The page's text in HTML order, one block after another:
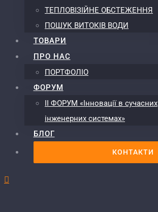
ТЕПЛОВІЗІЙНЕ ОБСТЕЖЕННЯ
ПОШУК ВИТОКІВ ВОДИ
ТОВАРИ
ПРО НАС
ПОРТФОЛІО
ФОРУМ
ІІ ФОРУМ «Інновації в сучасних
інженерних системах»
БЛОГ
КОНТАКТИ